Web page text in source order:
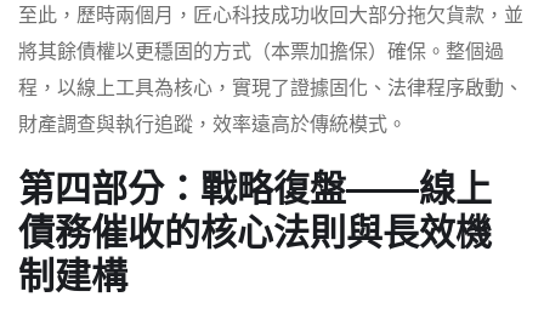
至此，歷時兩個月，匠心科技成功收回大部分拖欠貨款，並
將其餘債權以更穩固的方式（本票加擔保）確保。整個過
程，以線上工具為核心，實現了證據固化、法律程序啟動、
財產調查與執行追蹤，效率遠高於傳統模式。
第四部分：戰略復盤——線上
債務催收的核心法則與長效機
制建構